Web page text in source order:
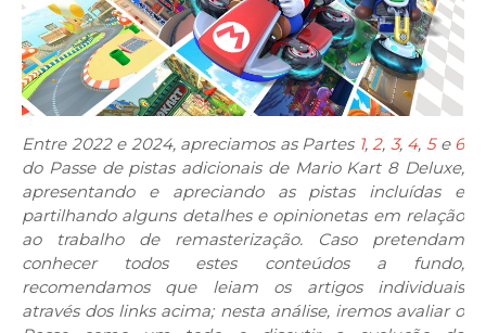
Entre 2022 e 2024, apreciamos as Partes 1,2, 3, 4, 5e 6
do Passe de pistas adicionais de Mario Kart 8 Deluxe,
apresentando e apreciando as pistas incluídas e
partilhando alguns detalhes e opinionetas em relação
ao trabalho de remasterização. Caso pretendam
conhecer todos estes conteúdos a fundo,
recomendamos que leiam os artigos individuais
através dos links acima; nesta análise, iremos avaliar o